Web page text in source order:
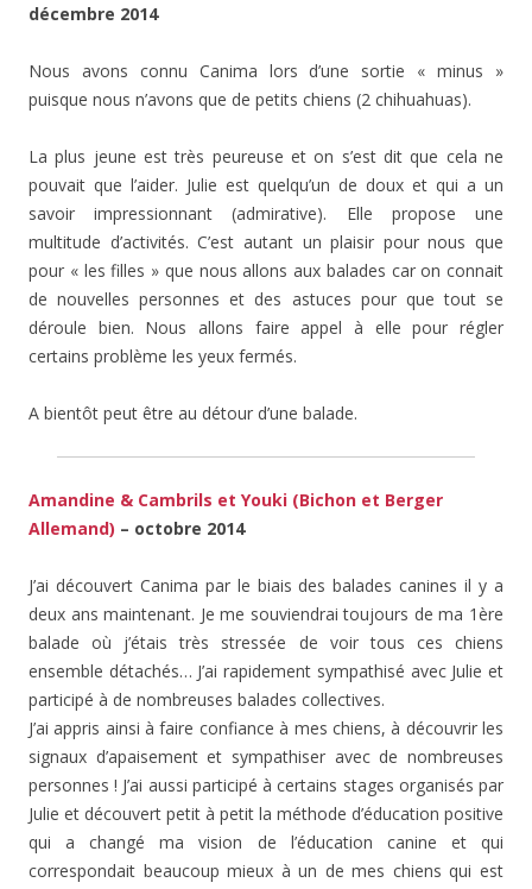
décembre 2014
Nous avons connu Canima lors d’une sortie « minus »
puisque nous n’avons que de petits chiens (2 chihuahuas).
La plus jeune est très peureuse et on s’est dit que cela ne
pouvait que l’aider. Julie est quelqu’un de doux et qui a un
savoir impressionnant (admirative). Elle propose une
multitude d’activités. C’est autant un plaisir pour nous que
pour « les filles » que nous allons aux balades car on connait
de nouvelles personnes et des astuces pour que tout se
déroule bien. Nous allons faire appel à elle pour régler
certains problème les yeux fermés.
A bientôt peut être au détour d’une balade.
Amandine & Cambrils et Youki (Bichon et Berger
Allemand) – octobre 2014
J’ai découvert Canima par le biais des balades canines il y a
deux ans maintenant. Je me souviendrai toujours de ma 1ère
balade où j’étais très stressée de voir tous ces chiens
ensemble détachés… J’ai rapidement sympathisé avec Julie et
participé à de nombreuses balades collectives.
J’ai appris ainsi à faire confiance à mes chiens, à découvrir les
signaux d’apaisement et sympathiser avec de nombreuses
personnes ! J’ai aussi participé à certains stages organisés par
Julie et découvert petit à petit la méthode d’éducation positive
qui a changé ma vision de l’éducation canine et qui
correspondait beaucoup mieux à un de mes chiens qui est